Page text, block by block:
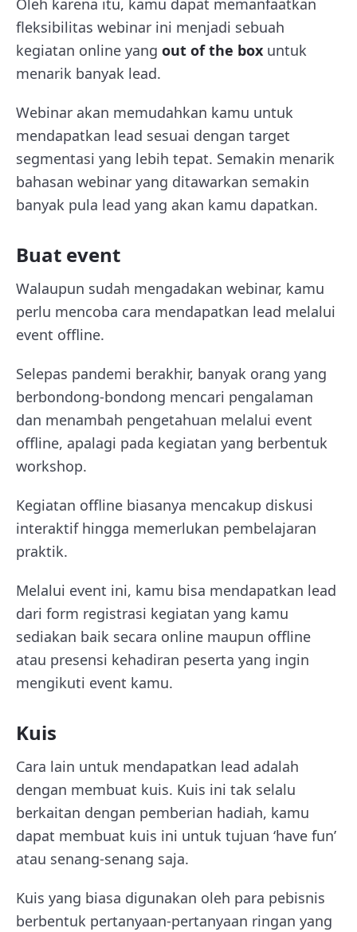
Oleh karena itu, kamu dapat memanfaatkan
fleksibilitas webinar ini menjadi sebuah
kegiatan online yang out of the box untuk
menarik banyak lead.
Webinar akan memudahkan kamu untuk
mendapatkan lead sesuai dengan target
segmentasi yang lebih tepat. Semakin menarik
bahasan webinar yang ditawarkan semakin
banyak pula lead yang akan kamu dapatkan.
Buat event
Walaupun sudah mengadakan webinar, kamu
perlu mencoba cara mendapatkan lead melalui
event offline.
Selepas pandemi berakhir, banyak orang yang
berbondong-bondong mencari pengalaman
dan menambah pengetahuan melalui event
offline, apalagi pada kegiatan yang berbentuk
workshop.
Kegiatan offline biasanya mencakup diskusi
interaktif hingga memerlukan pembelajaran
praktik.
Melalui event ini, kamu bisa mendapatkan lead
dari form registrasi kegiatan yang kamu
sediakan baik secara online maupun offline
atau presensi kehadiran peserta yang ingin
mengikuti event kamu.
Kuis
Cara lain untuk mendapatkan lead adalah
dengan membuat kuis. Kuis ini tak selalu
berkaitan dengan pemberian hadiah, kamu
dapat membuat kuis ini untuk tujuan ‘have fun’
atau senang-senang saja.
Kuis yang biasa digunakan oleh para pebisnis
berbentuk pertanyaan-pertanyaan ringan yang